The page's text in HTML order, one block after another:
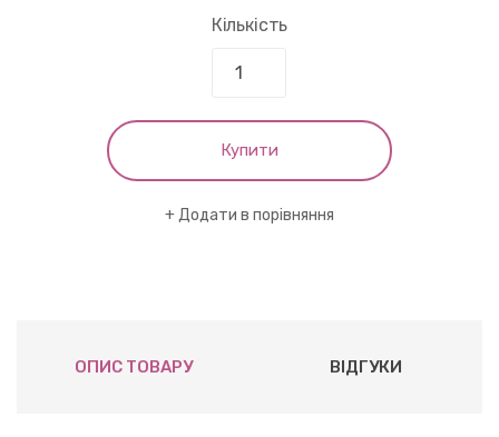
Кількість
Купити
Додати в порівняння
ОПИС ТОВАРУ ВІДГУКИ